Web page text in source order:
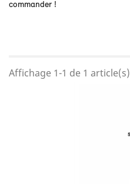
commander !
Affichage 1-1 de 1 article(s)